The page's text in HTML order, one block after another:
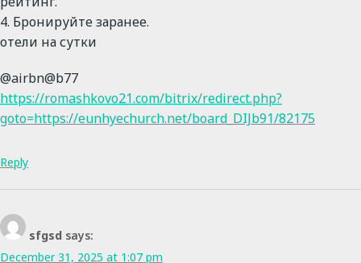
4. Бронируйте заранее.
отели на сутки
@airbn@b77
https://romashkovo21.com/bitrix/redirect.php?
goto=https://eunhyechurch.net/board_DIJb91/82175
Reply
sfgsd says:
December 31, 2025 at 1:07 pm